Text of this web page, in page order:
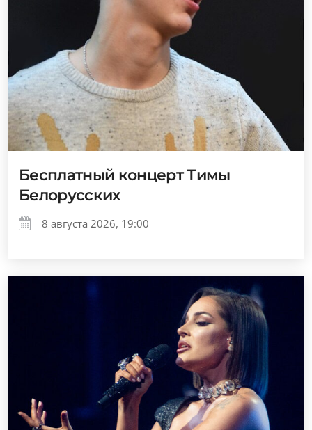
Бесплатный концерт Тимы
Белорусских
8 августа 2026, 19:00